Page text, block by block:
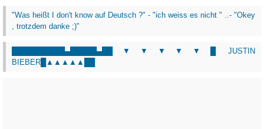
"Was heißt I don't know auf Deutsch ?" - "ich weiss es nicht " ..- "Okey
, trotzdem danke ;)"
██████████▄█████▄██▼▼▼▼▼█ JUSTIN
BIEBER█▲▲▲▲▲██